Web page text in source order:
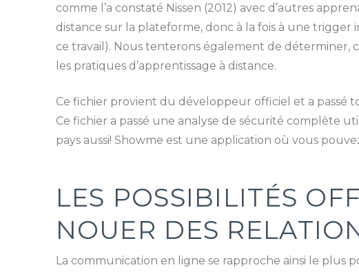
comme l’a constaté Nissen (2012) avec d’autres
distance sur la plateforme, donc à la fois à une
ce travail). Nous tenterons également de
les pratiques d’apprentissage à distance.
Ce fichier provient du développeur officiel et a passé
Ce fichier a passé une analyse de sécurité complète
pays aussi! Showme est une application où vous
LES POSSIBILITÉS
NOUER DES
La communication en ligne se rapproche ainsi le plus